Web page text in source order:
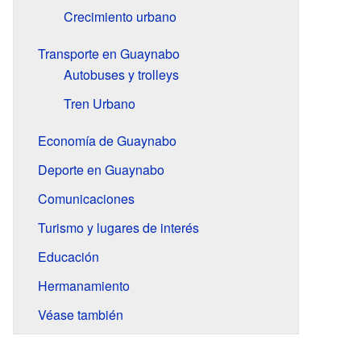
Crecimiento urbano
Transporte en Guaynabo
Autobuses y trolleys
Tren Urbano
Economía de Guaynabo
Deporte en Guaynabo
Comunicaciones
Turismo y lugares de interés
Educación
Hermanamiento
Véase también